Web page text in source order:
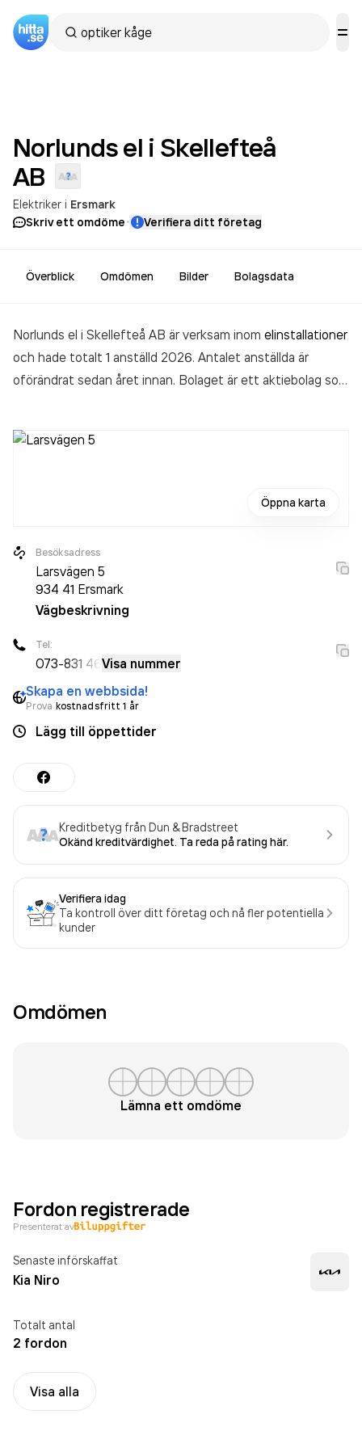
Norlunds el i Skellefteå
AB
Elektriker i Ersmark
Skriv ett omdöme· Verifiera ditt företag
Överblick Omdömen Bilder Bolagsdata
Norlunds el i Skellefteå AB är verksam inom elinstallationer
och hade totalt 1 anställd 2026. Antalet anställda är
oförändrat sedan året innan. Bolaget är ett aktiebolag som
Öppna karta
Besöksadress
Larsvägen 5
934 41 Ersmark
Vägbeskrivning
Tel:
073-831 46 Visa nummer
Skapa en webbsida!
Prova kostnadsfritt 1 år
Lägg till öppettider
Kreditbetyg från Dun & Bradstreet
Okänd kreditvärdighet. Ta reda på rating här.
Verifiera idag
Ta kontroll över ditt företag och nå fler potentiella
kunder
Omdömen
Lämna ett omdöme
Fordon registrerade
Presenterat av
Senaste införskaffat
Kia Niro
Totalt antal
2 fordon
Visa alla